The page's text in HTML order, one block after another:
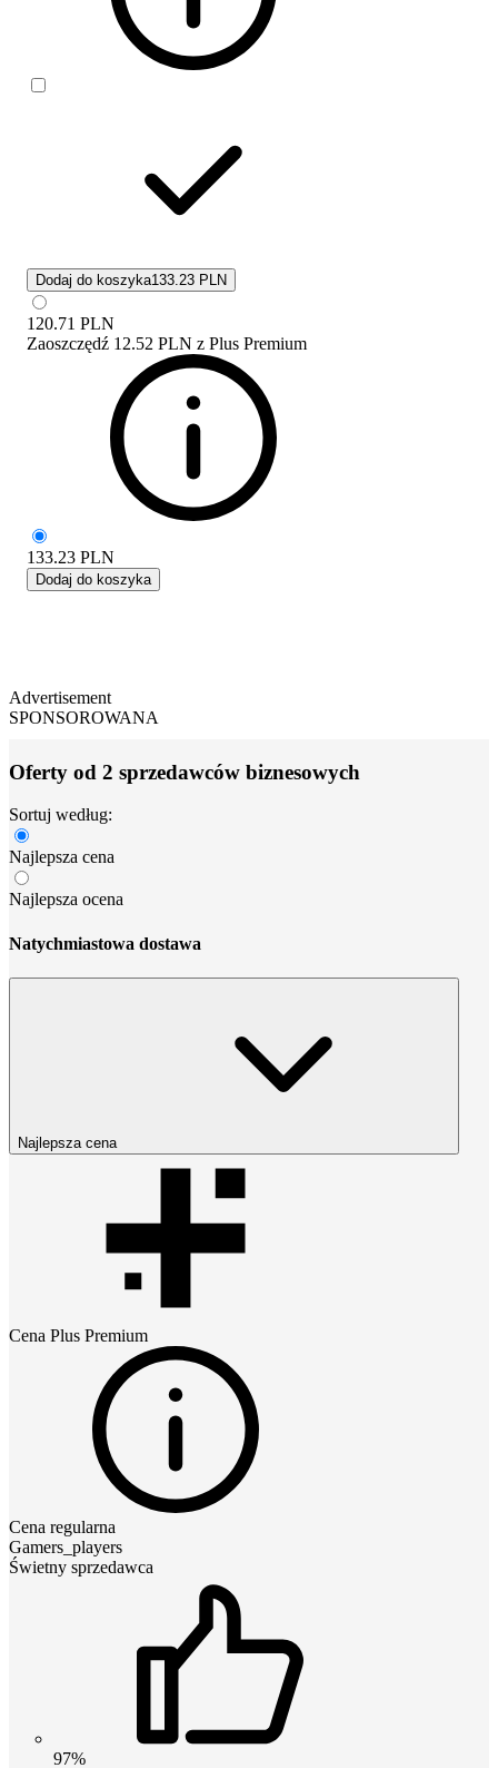
Dodaj do koszyka133.23 PLN
120.71 PLN
Zaoszczędź 12.52 PLN z Plus Premium
133.23 PLN
Dodaj do koszyka
Advertisement
SPONSOROWANA
Oferty od 2 sprzedawców biznesowych
Sortuj według:
Najlepsza cena
Najlepsza ocena
Natychmiastowa dostawa
Najlepsza cena
Cena Plus Premium
Cena regularna
Gamers_players
Świetny sprzedawca
97%